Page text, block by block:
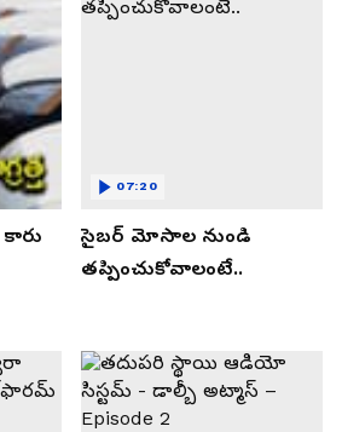
సైబర్ మోసాల నుండి
తప్పించుకోవాలంటే..
07:20